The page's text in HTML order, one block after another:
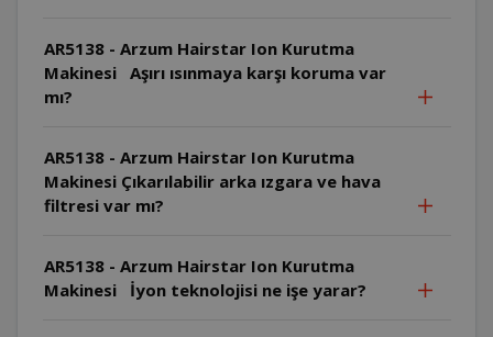
AR5138 - Arzum Hairstar Ion Kurutma
Makinesi Aşırı ısınmaya karşı koruma var
mı?
AR5138 - Arzum Hairstar Ion Kurutma
Makinesi Çıkarılabilir arka ızgara ve hava
filtresi var mı?
AR5138 - Arzum Hairstar Ion Kurutma
Makinesi İyon teknolojisi ne işe yarar?